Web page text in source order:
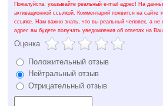
Пожалуйста, указывайте реальный e-mail адрес! На
активационной ссылкой. Комментарий появится на сайте
ссылке. Нам важно знать, что вы реальный человек, а не
адрес вы будете получать уведомления об ответах на
Оценка
Положительный отзыв
Нейтральный отзыв
Отрицательный отзыв